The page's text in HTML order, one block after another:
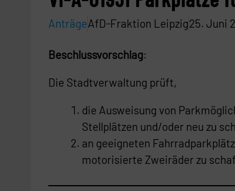
AnträgeAfD-Fraktion Leipzig25. Juni
Beschlussvorschlag:
Die Stadtverwaltung prüft,
die Ausweisung von
Stellplätzen und/oder neu zu
an geeigneten
motorisierte Zweiräder zu